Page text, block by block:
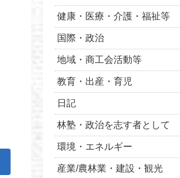
健康・医療・介護・福祉等
国際・政治
地域・商工会活動等
教育・出産・育児
日記
林塾・政治を志す者として
環境・エネルギー
産業/農林業・建設・観光